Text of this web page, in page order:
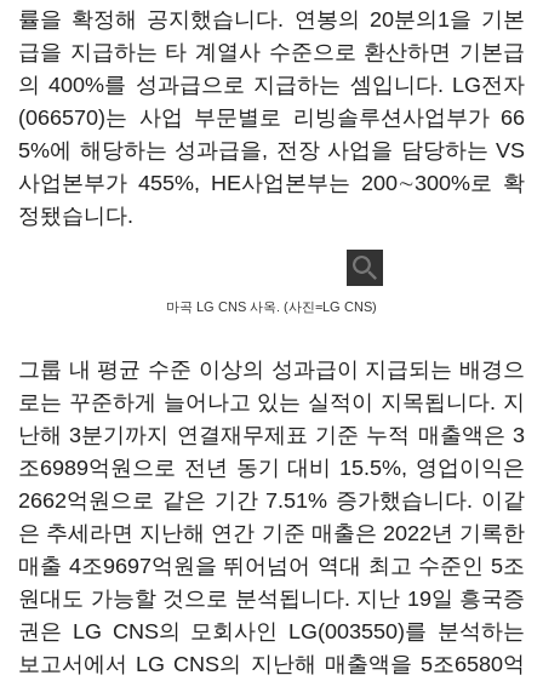
률을 확정해 공지했습니다. 연봉의 20분의1을 기본
급을 지급하는 타 계열사 수준으로 환산하면 기본급
의 400%를 성과급으로 지급하는 셈입니다. LG전자
(066570)는 사업 부문별로 리빙솔루션사업부가 66
5%에 해당하는 성과급을, 전장 사업을 담당하는 VS
사업본부가 455%, HE사업본부는 200∼300%로 확
정됐습니다.
마곡 LG CNS 사옥. (사진=LG CNS)
그룹 내 평균 수준 이상의 성과급이 지급되는 배경으
로는 꾸준하게 늘어나고 있는 실적이 지목됩니다. 지
난해 3분기까지 연결재무제표 기준 누적 매출액은 3
조6989억원으로 전년 동기 대비 15.5%, 영업이익은
2662억원으로 같은 기간 7.51% 증가했습니다. 이같
은 추세라면 지난해 연간 기준 매출은 2022년 기록한
매출 4조9697억원을 뛰어넘어 역대 최고 수준인 5조
원대도 가능할 것으로 분석됩니다. 지난 19일 흥국증
권은 LG CNS의 모회사인 LG(003550)를 분석하는
보고서에서 LG CNS의 지난해 매출액을 5조6580억